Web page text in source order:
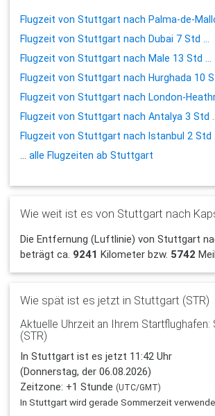
Flugzeit von Stuttgart nach Palma-de-
Flugzeit von Stuttgart nach Dubai 7 Std ...
Flugzeit von Stuttgart nach Male 13 Std ...
Flugzeit von Stuttgart nach Hurghada 10
Flugzeit von Stuttgart nach London-
Flugzeit von Stuttgart nach Antalya 3 Std
Flugzeit von Stuttgart nach Istanbul 2 Std
...alle Flugzeiten ab Stuttgart
Wie weit ist es von Stuttgart nach
Die Entfernung (Luftlinie) von Stuttgart
beträgt ca. 9241 Kilometer bzw. 5742
Wie spät ist es jetzt in Stuttgart (STR)
Aktuelle Uhrzeit an Ihrem Startflughafen:
(STR)
In Stuttgart ist es jetzt 11:42 Uhr
(Donnerstag, der 06.08.2026)
Zeitzone: +1 Stunde (UTC/GMT)
In Stuttgart wird gerade Sommerzeit